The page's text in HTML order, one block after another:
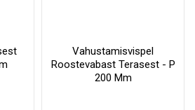
Vahustamisvispel
Roostevabast Terasest - P
200 Mm